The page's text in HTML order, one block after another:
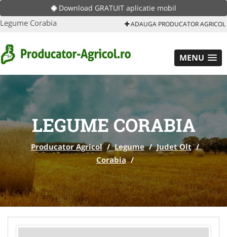
Download GRATUIT aplicatie mobil
Legume Corabia ADAUGA PRODUCATOR AGRICOL
MENU
LEGUME CORABIA
Producator Agricol / Legume / Judet Olt /
Corabia /